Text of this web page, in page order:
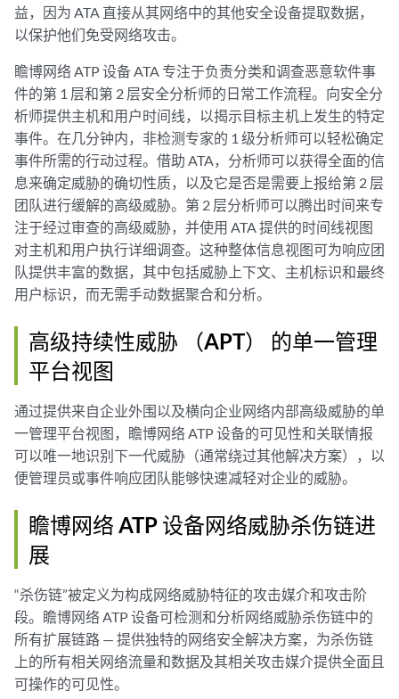
益，因为 ATA 直接从其网络中的其他安全设备提取数据，
以保护他们免受网络攻击。
瞻博网络 ATP 设备 ATA 专注于负责分类和调查恶意软件事
件的第 1 层和第 2 层安全分析师的日常工作流程。向安全分
析师提供主机和用户时间线，以揭示目标主机上发生的特定
事件。在几分钟内，非检测专家的 1 级分析师可以轻松确定
事件所需的行动过程。借助 ATA，分析师可以获得全面的信
息来确定威胁的确切性质，以及它是否是需要上报给第 2 层
团队进行缓解的高级威胁。第 2 层分析师可以腾出时间来专
注于经过审查的高级威胁，并使用 ATA 提供的时间线视图
对主机和用户执行详细调查。这种整体信息视图可为响应团
队提供丰富的数据，其中包括威胁上下文、主机标识和最终
用户标识，而无需手动数据聚合和分析。
高级持续性威胁 （APT） 的单一管理
平台视图
通过提供来自企业外围以及横向企业网络内部高级威胁的单
一管理平台视图，瞻博网络 ATP 设备的可见性和关联情报
可以唯一地识别下一代威胁（通常绕过其他解决方案），以
便管理员或事件响应团队能够快速减轻对企业的威胁。
瞻博网络 ATP 设备网络威胁杀伤链进
展
“杀伤链”被定义为构成网络威胁特征的攻击媒介和攻击阶
段。瞻博网络 ATP 设备可检测和分析网络威胁杀伤链中的
所有扩展链路 — 提供独特的网络安全解决方案，为杀伤链
上的所有相关网络流量和数据及其相关攻击媒介提供全面且
可操作的可见性。